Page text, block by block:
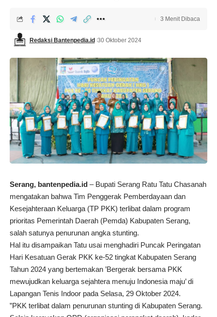
Redaksi Bantenpedia.id 30 Oktober 2024
3 Menit Dibaca
Serang, bantenpedia.id – Bupati Serang Ratu Tatu Chasanah
mengatakan bahwa Tim Penggerak Pemberdayaan dan
Kesejahteraan Keluarga (TP PKK) terlibat dalam program
prioritas Pemerintah Daerah (Pemda) Kabupaten Serang,
salah satunya penurunan angka stunting.
Hal itu disampaikan Tatu usai menghadiri Puncak Peringatan
Hari Kesatuan Gerak PKK ke-52 tingkat Kabupaten Serang
Tahun 2024 yang bertemakan ’Bergerak bersama PKK
mewujudkan keluarga sejahtera menuju Indonesia maju’ di
Lapangan Tenis Indoor pada Selasa, 29 Oktober 2024.
”PKK terlibat dalam penurunan stunting di Kabupaten Serang.